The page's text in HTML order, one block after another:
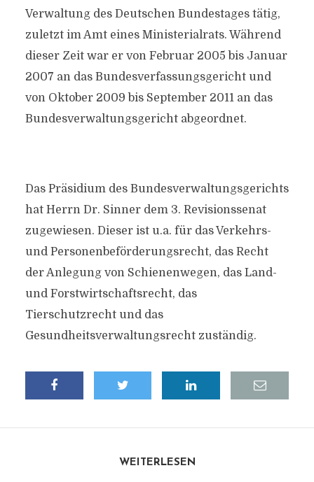
Verwaltung des Deutschen Bundestages tätig,
zuletzt im Amt eines Ministerialrats. Während
dieser Zeit war er von Februar 2005 bis Januar
2007 an das Bundesverfassungsgericht und
von Oktober 2009 bis September 2011 an das
Bundesverwaltungsgericht abgeordnet.
Das Präsidium des Bundesverwaltungsgerichts
hat Herrn Dr. Sinner dem 3. Revisionssenat
zugewiesen. Dieser ist u.a. für das Verkehrs-
und Personenbeförderungsrecht, das Recht
der Anlegung von Schienenwegen, das Land-
und Forstwirtschaftsrecht, das
Tierschutzrecht und das
Gesundheitsverwaltungsrecht zuständig.
WEITERLESEN